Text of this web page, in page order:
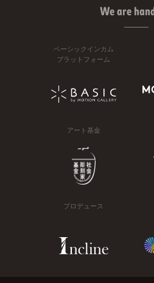
We are
ベーシックインカム
プラットフォーム
アート基金
プロデュース